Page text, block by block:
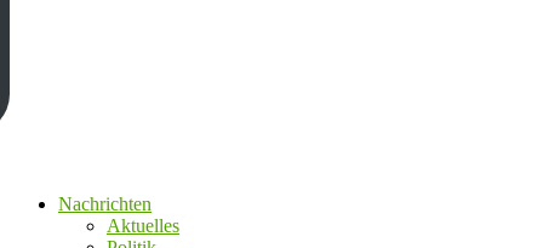
Nachrichten
Aktuelles